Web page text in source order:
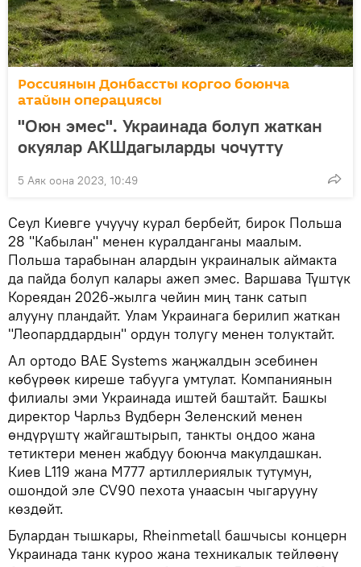
Россиянын Донбассты коргоо боюнча
атайын операциясы
"Оюн эмес". Украинада болуп жаткан
окуялар АКШдагыларды чочутту
5 Аяк оона 2023, 10:49
Сеул Киевге учуучу курал бербейт, бирок Польша
28 "Кабылан" менен куралданганы маалым.
Польша тарабынан алардын украиналык аймакта
да пайда болуп калары ажеп эмес. Варшава Түштүк
Кореядан 2026-жылга чейин миң танк сатып
алууну пландайт. Улам Украинага берилип жаткан
"Леопарддардын" ордун толугу менен толуктайт.
Ал ортодо BAE Systems жаңжалдын эсебинен
көбүрөөк киреше табууга умтулат. Компаниянын
филиалы эми Украинада иштей баштайт. Башкы
директор Чарльз Вудберн Зеленский менен
өндүрүштү жайгаштырып, танкты оңдоо жана
тетиктери менен жабдуу боюнча макулдашкан.
Киев L119 жана M777 артиллериялык тутумун,
ошондой эле CV90 пехота унаасын чыгарууну
көздөйт.
Булардан тышкары, Rheinmetall башчысы концерн
Украинада танк куроо жана техникалык тейлөөнү